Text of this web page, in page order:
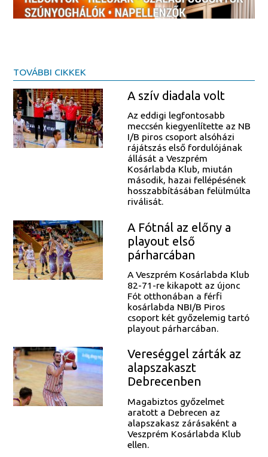
TOVÁBBI CIKKEK
A szív diadala volt
Az eddigi legfontosabb
meccsén kiegyenlítette az NB
I/B piros csoport alsóházi
rájátszás első fordulójának
állását a Veszprém
Kosárlabda Klub, miután
második, hazai fellépésének
hosszabbításában felülmúlta
riválisát.
A Fótnál az előny a
playout első
párharcában
A Veszprém Kosárlabda Klub
82-71-re kikapott az újonc
Fót otthonában a férfi
kosárlabda NBI/B Piros
csoport két győzelemig tartó
playout párharcában.
Vereséggel zárták az
alapszakaszt
Debrecenben
Magabiztos győzelmet
aratott a Debrecen az
alapszakasz zárásaként a
Veszprém Kosárlabda Klub
ellen.